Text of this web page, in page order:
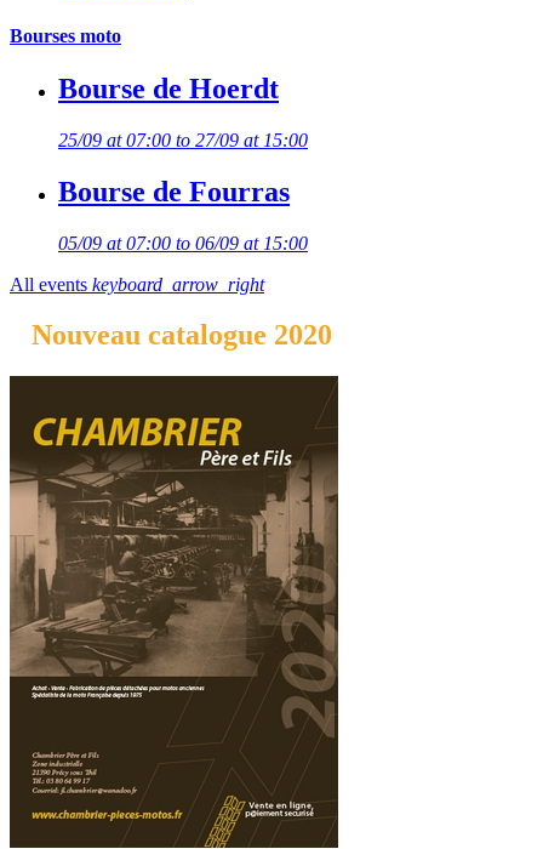
Bourses moto
Bourse de Hoerdt
25/09 at 07:00 to 27/09 at 15:00
Bourse de Fourras
05/09 at 07:00 to 06/09 at 15:00
All events keyboard_arrow_right
Nouveau catalogue 2020